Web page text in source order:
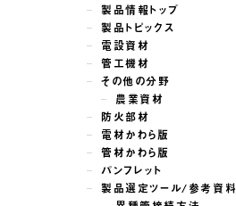
製品情報トップ
製品トピックス
電設資材
管工機材
その他の分野
農業資材
防火部材
電材かわら版
管材かわら版
パンフレット
製品選定ツール/参考資料